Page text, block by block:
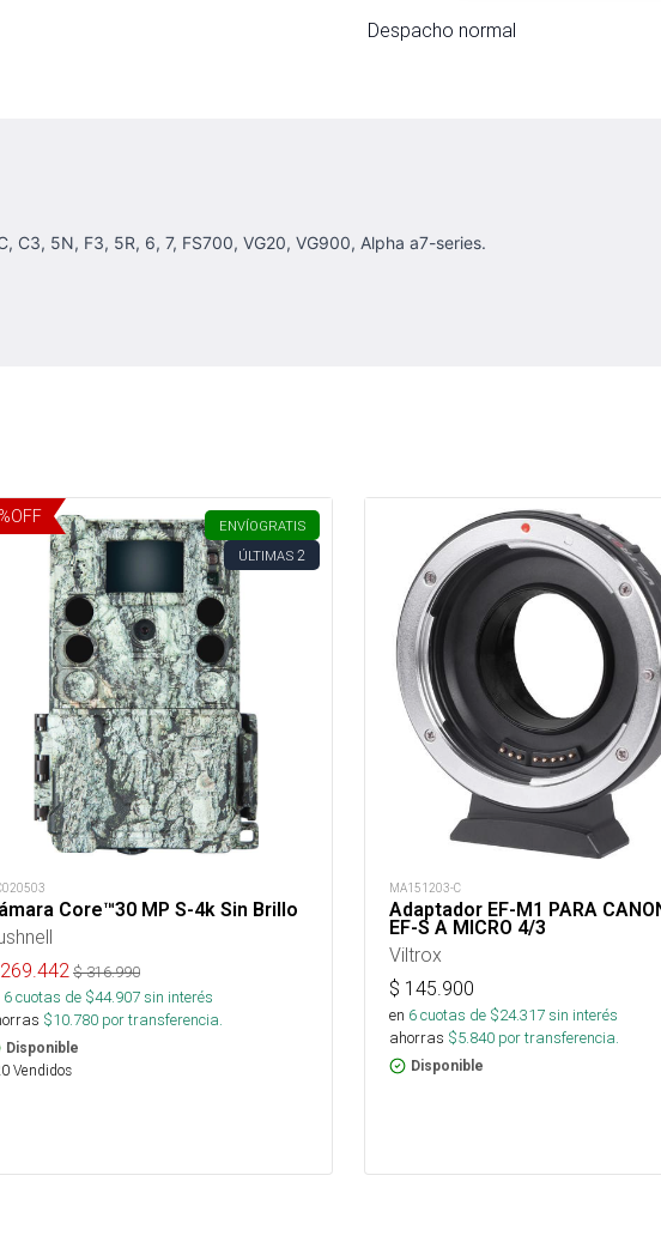
Despacho normal
C3, 5N, F3, 5R, 6, 7, FS700, VG20, VG900, Alpha a7-series.
%OFF ENVÍOGRATIS
ÚLTIMAS 2
Core™30 MP S-4k Sin Brillo
269.442 $316.990
6cuotas de $44.907sin interés
$10.780 por transferencia.
Disponible
Vendidos
MA151203-C
Adaptador EF-M1 PARA
EF-S A MICRO 4/3
Viltrox
$ 145.900
en 6cuotas de $24.317sin interés
ahorras $5.840 por transferencia.
Disponible